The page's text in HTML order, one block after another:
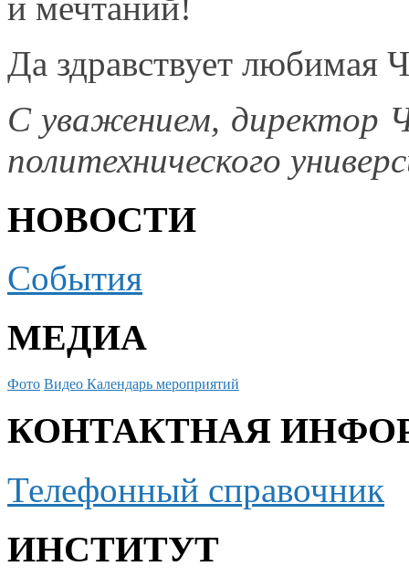
Да здравствует любимая
С уважением, директор
политехнического
НОВОСТИ
События
МЕДИА
Фото Видео Календарь мероприятий
КОНТАКТНАЯ
Телефонный справочник
ИНСТИТУТ